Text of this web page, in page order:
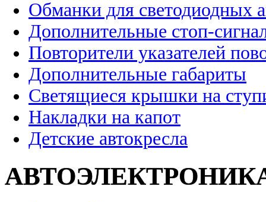
Обманки для светодиодных
Дополнительные стоп-
Повторители указателей
Дополнительные габариты
Светящиеся крышки на
Накладки на капот
Детские автокресла